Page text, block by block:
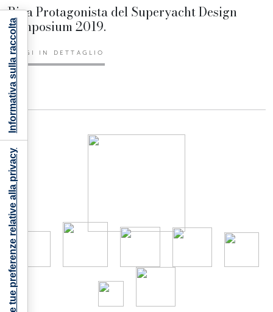
Riva Protagonista del Superyacht Design
Symposium 2019.
LEGGI IN DETTAGLIO
Le tue preferenze relative alla privacy
Informativa sulla raccolta